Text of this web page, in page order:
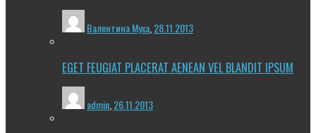
Валентина Муха 28.11.2013
EGET FEUGIAT PLACERAT AENEAN VEL BLANDIT IPSUM
admin,26.11.2013